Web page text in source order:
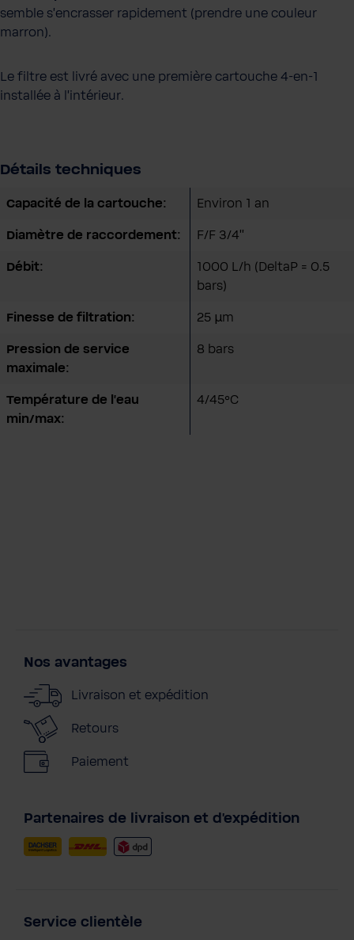
semble s'encrasser rapidement (prendre une couleur
marron).
Le filtre est livré avec une première cartouche 4-en-1
installée à l'intérieur.
Détails techniques
Capacité de la cartouche: Environ 1 an
Diamètre de raccordement: F/F 3/4''
Débit:
1000 L/h (DeltaP = 0.5
bars)
Finesse de filtration: 25 µm
Pression de service
maximale:
8 bars
Température de l'eau
min/max:
4/45°C
Nos avantages
Livraison et expédition
Retours
Paiement
Partenaires de livraison et d'expédition
Service clientèle